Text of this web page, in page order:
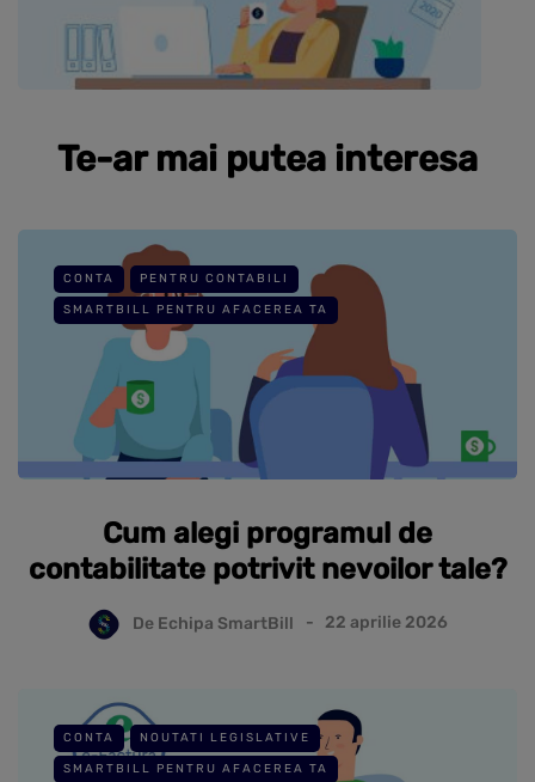
Te-ar mai putea interesa
CONTA PENTRU CONTABILI
SMARTBILL PENTRU AFACEREA TA
Cum alegi programul de
contabilitate potrivit nevoilor tale?
De Echipa SmartBill 22 aprilie 2026
CONTA NOUTATI LEGISLATIVE
SMARTBILL PENTRU AFACEREA TA